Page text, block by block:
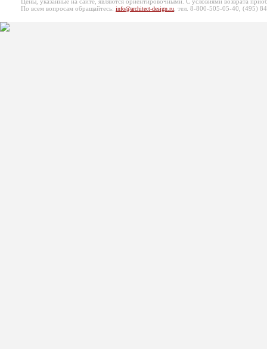
По всем вопросам обращайтесь: info@architect-design.ru , тел. 8-800-505-05-40, (495)